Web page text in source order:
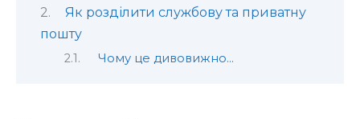
Як розділити службову та приватну
пошту
Чому це дивовижно…